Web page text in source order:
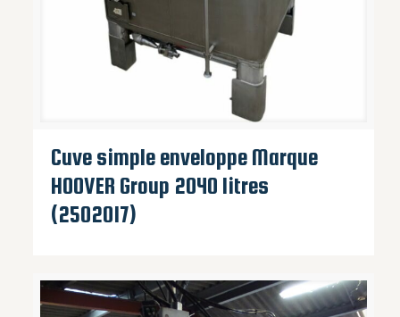
Cuve simple enveloppe Marque
HOOVER Group 2040 litres
(2502017)